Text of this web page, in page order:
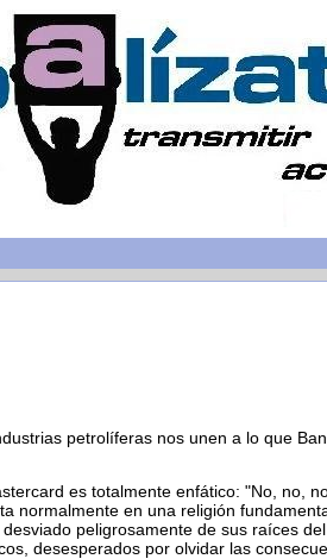
petrolíferas nos unen a lo que
es totalmente enfático: "No, no,
normalmente en una religión
peligrosamente de sus raíces
desesperados por olvidar las